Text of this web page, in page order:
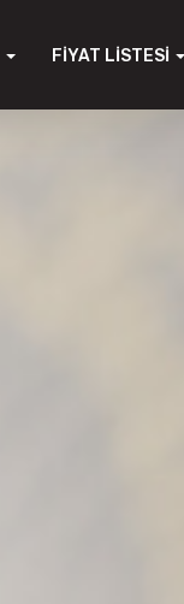
FIYAT LISTESI